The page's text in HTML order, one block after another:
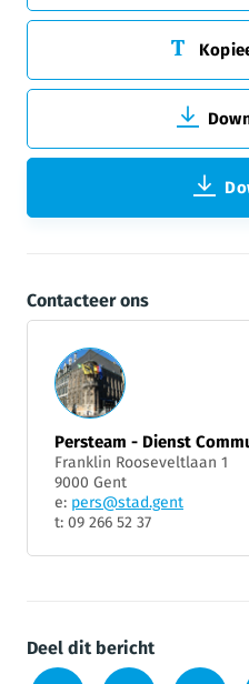
Contacteer ons
Persteam - Dienst
Franklin Rooseveltlaan 1
9000 Gent
e: pers@stad.gent
t: 09 266 52 37
Deel dit bericht